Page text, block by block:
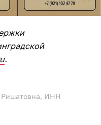
.
Ришатовна, ИНН